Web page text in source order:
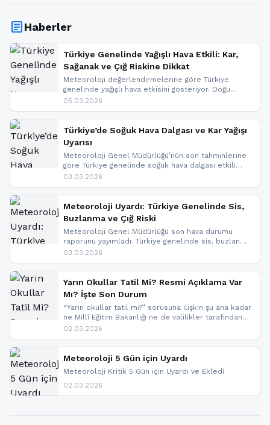
articleHaberler
Türkiye Genelinde Yağışlı Hava Etkili: Kar,
Sağanak ve Çığ Riskine Dikkat
Meteoroloji değerlendirmelerine göre Türkiye
genelinde yağışlı hava etkisini gösteriyor. Doğu
bölgelerinde kar yağışı beklenirken Marmara ve
ise çığ tehlikesi bulunuyor. İç kesimlerde sis ve pus
nedeniyle görüş mesafesinde azalma
yaşanabileceği belirtiliyor.
05.03.2026
Türkiye’de Soğuk Hava Dalgası ve Kar Yağışı
Uyarısı
Meteoroloji Genel Müdürlüğü’nün son tahminlerine
göre Türkiye genelinde soğuk hava dalgası etkili
oluyor. Birçok il için kar yağışı ve buzlanma uyarısı
03.03.2026
Meteoroloji Uyardı: Türkiye Genelinde Sis,
Buzlanma ve Çığ Riski
Meteoroloji Genel Müdürlüğü son hava durumu
raporunu yayımladı. Türkiye genelinde sis, buzlanma
ve don beklenirken Doğu Anadolu ve Doğu
yapıldı. İşte son dakika meteoroloji gelişmeleri.
03.03.2026
Yarın Okullar Tatil Mi? Resmi Açıklama Var
Mı? İşte Son Durum
“Yarın okullar tatil mi?” sorusuna ilişkin şu ana kadar
ne Millî Eğitim Bakanlığı ne de valilikler tarafından
yapılmış resmi bir tatil açıklaması bulunmamaktadır.
paylaşacağız. En hızlı şekilde haberdar olmak için
sitemizi takip edebilir ve bildirimleri açabilirsiniz.
02.03.2026
Meteoroloji 5 Gün için Uyardı
Meteoroloji Kritik 5 Gün için Uyardı ve Ekledi
02.03.2026